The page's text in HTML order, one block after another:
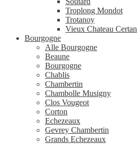
Troplong Mondot
Trotanoy
Vieux Chateau Certan
Bourgogne
Alle Bourgogne
Beaune
Bourgogne
Chablis
Chambertin
Chambolle Musigny
Clos Vougeot
Corton
Echezeaux
Gevrey Chambertin
Grands Echezeaux